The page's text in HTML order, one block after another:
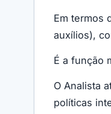
Em termos
auxílios),
É a função
O Analista
políticas